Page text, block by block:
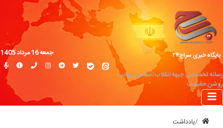
پایگاه خبری سراج۲۴
رسانه تخصصی جبهه انقلاب اسلامی؛ روایت
روشن حقیقت
جمعه 16 مرداد 1405
یادداشت